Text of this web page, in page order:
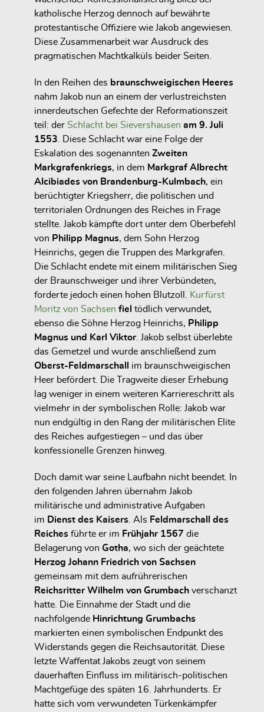
katholische Herzog dennoch auf bewährte
protestantische Offiziere wie Jakob angewiesen.
Diese Zusammenarbeit war Ausdruck des
pragmatischen Machtkalküls beider Seiten.
In den Reihen des braunschweigischen Heeres
nahm Jakob nun an einem der verlustreichsten
innerdeutschen Gefechte der Reformationszeit
teil: der Schlacht bei Sievershausen am 9. Juli
1553 . Diese Schlacht war eine Folge der
Eskalation des sogenannten Zweiten
Markgrafenkriegs, in dem Markgraf Albrecht
Alcibiades von Brandenburg-Kulmbach, ein
berüchtigter Kriegsherr, die politischen und
territorialen Ordnungen des Reiches in Frage
stellte. Jakob kämpfte dort unter dem Oberbefehl
von Philipp Magnus, dem Sohn Herzog
Heinrichs, gegen die Truppen des Markgrafen.
Die Schlacht endete mit einem militärischen Sieg
der Braunschweiger und ihrer Verbündeten,
forderte jedoch einen hohen Blutzoll.
Kurfürst
Moritz von Sachsen fiel tödlich verwundet,
ebenso die Söhne Herzog Heinrichs, Philipp
Magnus und Karl Viktor. Jakob selbst überlebte
das Gemetzel und wurde anschließend zum
Oberst-Feldmarschall
im braunschweigischen
Heer befördert. Die Tragweite dieser Erhebung
lag weniger in einem weiteren Karriereschritt als
vielmehr in der symbolischen Rolle: Jakob war
nun endgültig in den Rang der militärischen Elite
des Reiches aufgestiegen – und das über
konfessionelle Grenzen hinweg.
Doch damit war seine Laufbahn nicht beendet. In
den folgenden Jahren übernahm Jakob
militärische und administrative Aufgaben
im Dienst des Kaisers . Als Feldmarschall des
Reiches führte er im Frühjahr 1567 die
Belagerung von Gotha, wo sich der geächtete
Herzog Johann Friedrich von Sachsen
gemeinsam mit dem aufrührerischen
Reichsritter Wilhelm von Grumbach verschanzt
hatte. Die Einnahme der Stadt und die
nachfolgende Hinrichtung Grumbachs
markierten einen symbolischen Endpunkt des
Widerstands gegen die Reichsautorität. Diese
letzte Waffentat Jakobs zeugt von seinem
dauerhaften Einfluss im militärisch-politischen
Machtgefüge des späten 16. Jahrhunderts. Er
hatte sich vom verwundeten Türkenkämpfer